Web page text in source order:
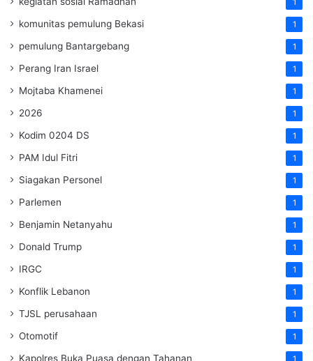
1
komunitas pemulung Bekasi 1
pemulung Bantargebang 1
Perang Iran Israel 1
Mojtaba Khamenei 1
2026 1
Kodim 0204 DS 1
PAM Idul Fitri 1
Siagakan Personel 1
Parlemen 1
Benjamin Netanyahu 1
Donald Trump 1
IRGC 1
Konflik Lebanon 1
TJSL perusahaan 1
Otomotif 1
Kapolres Buka Puasa dengan Tahanan 1